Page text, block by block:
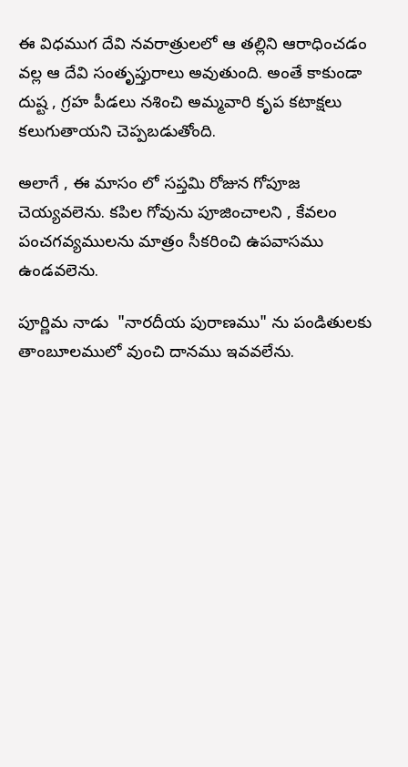
ఈ విధముగ దేవి నవరాత్రులలో ఆ తల్లిని ఆరాధించడం
వల్ల ఆ దేవి సంతృప్తురాలు అవుతుంది. అంతే కాకుండా
దుష్ట , గ్రహ పీడలు నశించి అమ్మవారి కృప కటాక్షలు
కలుగుతాయని చెప్పబడుతోంది.
అలాగే , ఈ మాసం లో సప్తమి రోజున గోపూజ
చెయ్యవలెను. కపిల గోవును పూజించాలని , కేవలం
పంచగవ్యములను మాత్రం స్వీకరించి ఉపవాసము
ఉండవలెను.
పూర్ణిమ నాడు "నారదీయ పురాణము" ను పండితులకు
తాంబూలములో వుంచి దానము ఇవ్వవలేను.